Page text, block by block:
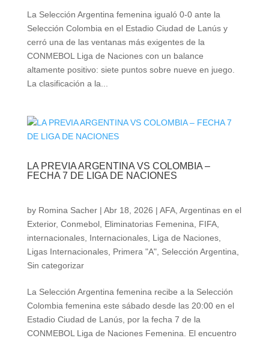
La Selección Argentina femenina igualó 0-0 ante la
Selección Colombia en el Estadio Ciudad de Lanús y
cerró una de las ventanas más exigentes de la
CONMEBOL Liga de Naciones con un balance
altamente positivo: siete puntos sobre nueve en juego.
La clasificación a la...
LA PREVIA ARGENTINA VS COLOMBIA –
FECHA 7 DE LIGA DE NACIONES
by Romina Sacher| Abr 18, 2026 | AFA, Argentinas en el
Exterior, Conmebol, Eliminatorias Femenina FIFA,
internacionales, Internacionales, Liga de Naciones,
Ligas Internacionales, Primera "A", Selección Argentina
Sin categorizar
La Selección Argentina femenina recibe a la Selección
Colombia femenina este sábado desde las 20:00 en el
Estadio Ciudad de Lanús, por la fecha 7 de la
CONMEBOL Liga de Naciones Femenina. El encuentro